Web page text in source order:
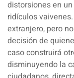
distorsiones en
ridículos
extranjero, pero
decisión de
caso construirá
disminuyendo la